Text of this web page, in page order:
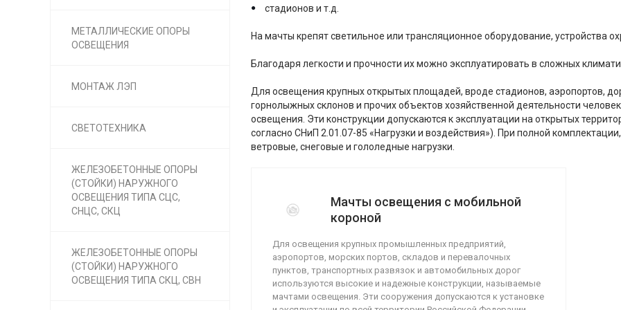
МЕТАЛЛИЧЕСКИЕ ОПОРЫ
ОСВЕЩЕНИЯ
МОНТАЖ ЛЭП
СВЕТОТЕХНИКА
ЖЕЛЕЗОБЕТОННЫЕ ОПОРЫ
(СТОЙКИ) НАРУЖНОГО
ОСВЕЩЕНИЯ ТИПА СЦС,
СНЦС, СКЦ
ЖЕЛЕЗОБЕТОННЫЕ ОПОРЫ
(СТОЙКИ) НАРУЖНОГО
ОСВЕЩЕНИЯ ТИПА СКЦ, СВН
стадионов и т.д.
На мачты крепят светильное или трансляционное оборудование, устройства
Благодаря легкости и прочности их можно эксплуатировать в сложных
Для освещения крупных открытых площадей, вроде стадионов, аэропортов,
горнолыжных склонов и прочих объектов хозяйственной деятельности
освещения. Эти конструкции допускаются к эксплуатации на открытых
согласно СНиП 2.01.07-85 «Нагрузки и воздействия»). При полной
ветровые, снеговые и гололедные нагрузки.
Мачты освещения с мобильной
короной
Для освещения крупных промышленных предприятий,
аэропортов, морских портов, складов и перевалочных
пунктов, транспортных развязок и автомобильных дорог
используются высокие и надежные конструкции, называемые
мачтами освещения. Эти сооружения допускаются к установке